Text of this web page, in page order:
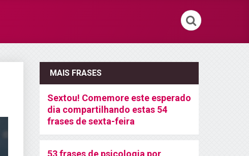
MAIS FRASES
Sextou! Comemore este esperado
dia compartilhando estas 54
frases de sexta-feira
53 frases de psicologia por